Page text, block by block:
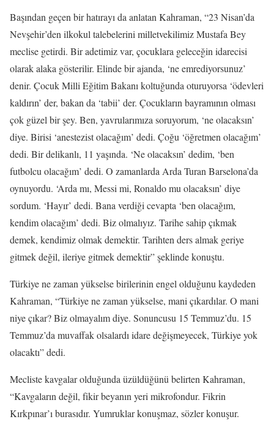
Başından geçen bir hatırayı da anlatan Kahraman, “23 Nisan’da
Nevşehir’den ilkokul talebelerini milletvekilimiz Mustafa Bey
meclise getirdi. Bir adetimiz var, çocuklara geleceğin idarecisi
olarak alaka gösterilir. Elinde bir ajanda, ‘ne emrediyorsunuz’
denir. Çocuk Milli Eğitim Bakanı koltuğunda oturuyorsa ‘ödevleri
kaldırın’ der, bakan da ‘tabii’ der. Çocukların bayramının olması
çok güzel bir şey. Ben, yavrularımıza soruyorum, ‘ne olacaksın’
diye. Birisi ‘anestezist olacağım’ dedi. Çoğu ‘öğretmen olacağım’
dedi. Bir delikanlı, 11 yaşında. ‘Ne olacaksın’ dedim, ‘ben
futbolcu olacağım’ dedi. O zamanlarda Arda Turan Barselona’da
oynuyordu. ‘Arda mı, Messi mi, Ronaldo mu olacaksın’ diye
sordum. ‘Hayır’ dedi. Bana verdiği cevapta ‘ben olacağım,
kendim olacağım’ dedi. Biz olmalıyız. Tarihe sahip çıkmak
demek, kendimiz olmak demektir. Tarihten ders almak geriye
gitmek değil, ileriye gitmek demektir” şeklinde konuştu.
Türkiye ne zaman yükselse birilerinin engel olduğunu kaydeden
Kahraman, “Türkiye ne zaman yükselse, mani çıkardılar. O mani
niye çıkar? Biz olmayalım diye. Sonuncusu 15 Temmuz’du. 15
Temmuz’da muvaffak olsalardı idare değişmeyecek, Türkiye yok
olacaktı” dedi.
Mecliste kavgalar olduğunda üzüldüğünü belirten Kahraman,
“Kavgaların değil, fikir beyanın yeri mikrofondur. Fikrin
Kırkpınar’ı burasıdır. Yumruklar konuşmaz, sözler konuşur.